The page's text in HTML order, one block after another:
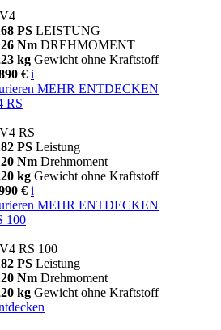
PS LEISTUNG
Nm DREHMOMENT
kg Gewicht ohne Kraftstoff
€ i
MEHR ENTDECKEN
RS
RS
PS Leistung
Nm Drehmoment
kg Gewicht ohne Kraftstoff
€ i
MEHR ENTDECKEN
100
RS 100
PS Leistung
Nm Drehmoment
kg Gewicht ohne Kraftstoff